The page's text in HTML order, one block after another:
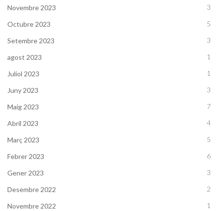
Novembre 2023 3
Octubre 2023 5
Setembre 2023 3
agost 2023 1
Juliol 2023 1
Juny 2023 3
Maig 2023 7
Abril 2023 4
Març 2023 5
Febrer 2023 6
Gener 2023 3
Desembre 2022 2
Novembre 2022 1